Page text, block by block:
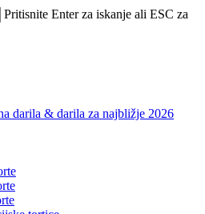
Pritisnite Enter za iskanje ali ESC za
darila & darila za najbližje 2026